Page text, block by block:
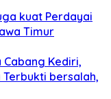
kuat Perdayai
Timur
Cabang Kediri,
bersalah,